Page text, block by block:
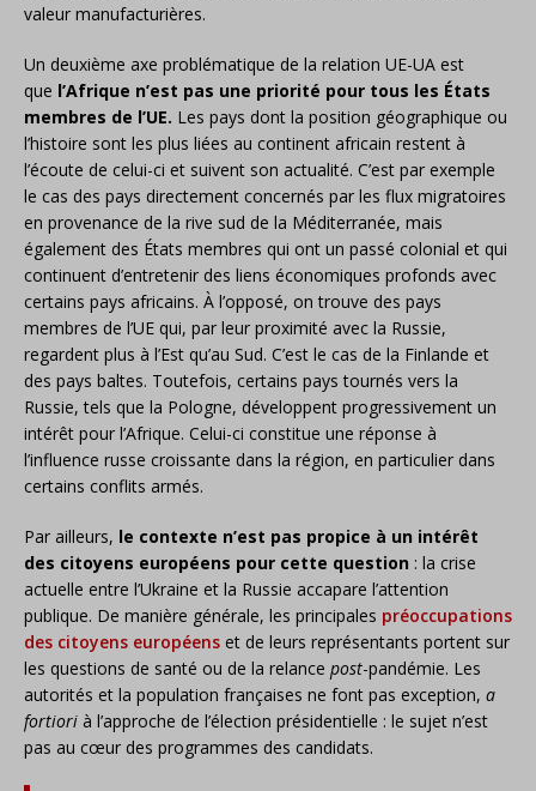
valeur manufacturières.
Un deuxième axe problématique de la relation UE-UA est
que l’Afrique n’est pas une priorité pour tous les États
membres de l’UE. Les pays dont la position géographique ou
l’histoire sont les plus liées au continent africain restent à
l’écoute de celui-ci et suivent son actualité. C’est par exemple
le cas des pays directement concernés par les flux migratoires
en provenance de la rive sud de la Méditerranée, mais
également des États membres qui ont un passé colonial et qui
continuent d’entretenir des liens économiques profonds avec
certains pays africains. À l’opposé, on trouve des pays
membres de l’UE qui, par leur proximité avec la Russie,
regardent plus à l’Est qu’au Sud. C’est le cas de la Finlande et
des pays baltes. Toutefois, certains pays tournés vers la
Russie, tels que la Pologne, développent progressivement un
intérêt pour l’Afrique. Celui-ci constitue une réponse à
l’influence russe croissante dans la région, en particulier dans
certains conflits armés.
Par ailleurs, le contexte n’est pas propice à un intérêt
des citoyens européens pour cette question : la crise
actuelle entre l’Ukraine et la Russie accapare l’attention
publique. De manière générale, les principales préoccupations
des citoyens européens et de leurs représentants portent sur
les questions de santé ou de la relance post-pandémie. Les
autorités et la population françaises ne font pas exception, a
fortiori à l’approche de l’élection présidentielle : le sujet n’est
pas au cœur des programmes des candidats.